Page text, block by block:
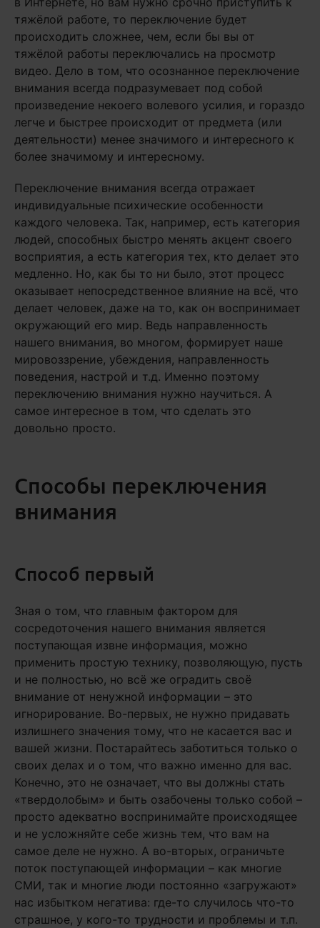
тяжёлой работе, то переключение будет
происходить сложнее, чем, если бы вы от
тяжёлой работы переключались на просмотр
видео. Дело в том, что осознанное переключение
внимания всегда подразумевает под собой
произведение некоего волевого усилия, и гораздо
легче и быстрее происходит от предмета (или
деятельности) менее значимого и интересного к
более значимому и интересному.
Переключение внимания всегда отражает
индивидуальные психические особенности
каждого человека. Так, например, есть категория
людей, способных быстро менять акцент своего
восприятия, а есть категория тех, кто делает это
медленно. Но, как бы то ни было, этот процесс
оказывает непосредственное влияние на всё, что
делает человек, даже на то, как он воспринимает
окружающий его мир. Ведь направленность
нашего внимания, во многом, формирует наше
мировоззрение, убеждения, направленность
поведения, настрой и т.д. Именно поэтому
переключению внимания нужно научиться. А
самое интересное в том, что сделать это
довольно просто.
Способы переключения
внимания
Способ первый
Зная о том, что главным фактором для
сосредоточения нашего внимания является
поступающая извне информация, можно
применить простую технику, позволяющую, пусть
и не полностью, но всё же оградить своё
внимание от ненужной информации – это
игнорирование. Во-первых, не нужно придавать
излишнего значения тому, что не касается вас и
вашей жизни. Постарайтесь заботиться только о
своих делах и о том, что важно именно для вас.
Конечно, это не означает, что вы должны стать
«твердолобым» и быть озабочены только собой –
просто адекватно воспринимайте происходящее
и не усложняйте себе жизнь тем, что вам на
самое деле не нужно. А во-вторых, ограничьте
поток поступающей информации – как многие
СМИ, так и многие люди постоянно «загружают»
нас избытком негатива: где-то случилось что-то
страшное, у кого-то трудности и проблемы и т.п.